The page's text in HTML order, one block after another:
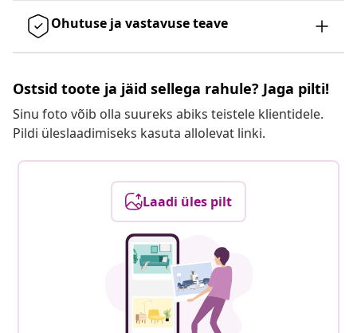
Ohutuse ja vastavuse teave
Ostsid toote ja jäid sellega rahule? Jaga pilti!
Sinu foto võib olla suureks abiks teistele klientidele.
Pildi üleslaadimiseks kasuta allolevat linki.
Laadi üles pilt